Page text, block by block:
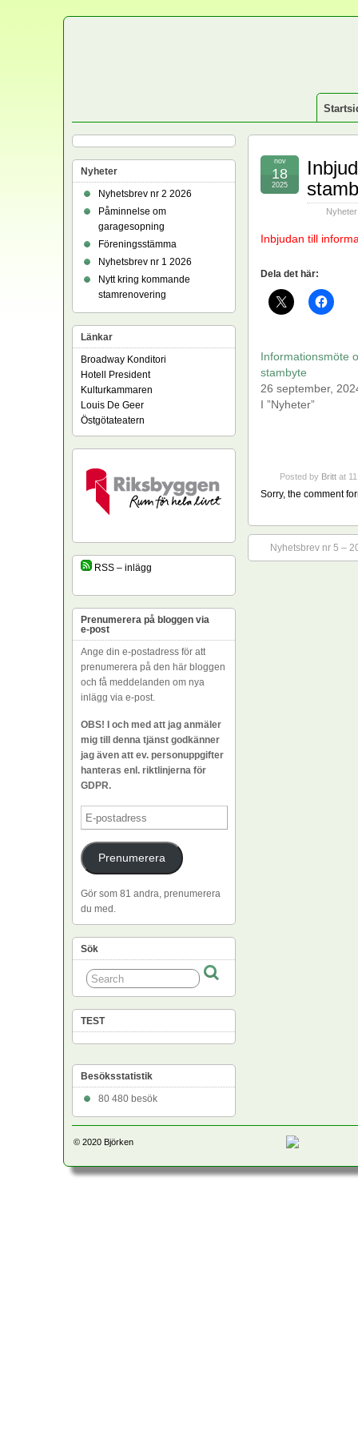
Nyheter
nov
18
2025
Inbjudan till
Dela det här:
Informationsmöte
stambyte
26 september,
I ”Nyheter”
Posted by Britt at
Sorry, the comment
Nyhetsbrev nr 5 –
Nyheter
Nyhetsbrev nr 2 2026
Påminnelse om
garagesopning
Föreningsstämma
Nyhetsbrev nr 1 2026
Nytt kring kommande
stamrenovering
Länkar
Broadway Konditori
Hotell President
Kulturkammaren
Louis De Geer
Östgötateatern
RSS – inlägg
Prenumerera på bloggen via
e-post
Ange din e-postadress för att
prenumerera på den här bloggen
och få meddelanden om nya
inlägg via e-post.
OBS! I och med att jag anmäler
mig till denna tjänst godkänner
jag även att ev. personuppgifter
hanteras enl. riktlinjerna för
GDPR.
E-
postadress
Prenumerera
Gör som 81 andra, prenumerera
du med.
Sök
TEST
Besöksstatistik
80 480 besök
© 2020 Björken